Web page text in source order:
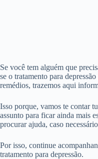
Se você tem alguém que
se o tratamento para
remédios, trazemos aqui
Isso porque, vamos te contar
assunto para ficar ainda mais
procurar ajuda, caso
Por isso, continue
tratamento para depressão.